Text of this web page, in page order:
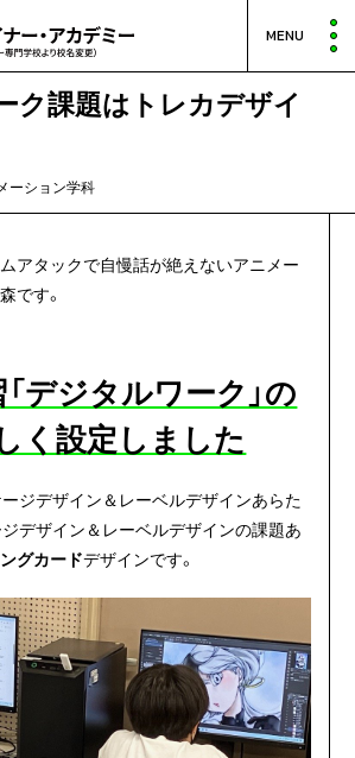
MENU
ク課題はトレカデザイ
ーション学科
アタックで自慢話が絶えないアニメー
です。
デジタルワーク」の
く設定しました
ジデザイン＆レーベルデザインあらた
デザイン＆レーベルデザインの課題あ
グカードデザインです。